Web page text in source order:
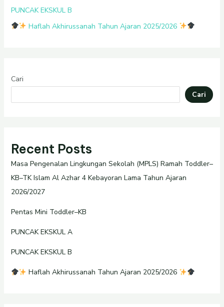
PUNCAK EKSKUL B
Haflah Akhirussanah Tahun Ajaran 2025/2026
Cari
Cari
Recent Posts
Masa Pengenalan Lingkungan Sekolah (MPLS) Ramah Toddler–
KB–TK Islam Al Azhar 4 Kebayoran Lama Tahun Ajaran
2026/2027
Pentas Mini Toddler–KB
PUNCAK EKSKUL A
PUNCAK EKSKUL B
Haflah Akhirussanah Tahun Ajaran 2025/2026